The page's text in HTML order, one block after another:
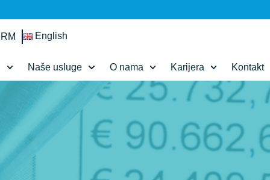
English
Naše usluge O nama Karijera Kontakt